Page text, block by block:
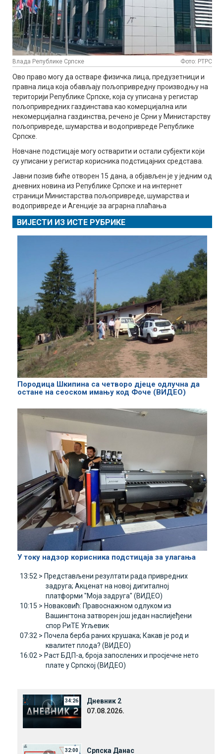
Влада Републике Српске Фото: РТРС
Ово право могу да остваре физичка лица, предузетници и
правна лица која обављају пољопривредну производњу на
територији Републике Српске, која су уписана у регистар
пољопривредних газдинстава као комерцијална или
некомерцијална газдинства, речено је Срни у Министарству
пољопривреде, шумарства и водопривреде Републике
Српске.
Новчане подстицаје могу остварити и остали субјекти који
су уписани у регистар корисника подстицајних средстава.
Јавни позив биће отворен 15 дана, а објављен је у једним од
дневних новина из Републике Српске и на интернет
страници Министарства пољопривреде, шумарства и
водопривреде и Агенције за аграрна плаћања
ВИЈЕСТИ ИЗ ИСТЕ РУБРИКЕ
Породица Шкипина са четворо дјеце одлучна да
остане на сеоском имању код Фоче (ВИДЕО)
У току надзор корисника подстицаја за улагања
13:52 > Представљени резултати рада привредних
задруга; Акценат на новој дигиталној
платформи "Моја задруга" (ВИДЕО)
10:15 > Новаковић: Правоснажном одлуком из
Вашингтона затворен још један наслијеђени
спор РиТЕ Угљевик
07:32 > Почела берба раних крушака; Какав је род и
квалитет плода? (ВИДЕО)
16:02 > Раст БДП-а, броја запослених и просјечне нето
плате у Српској (ВИДЕО)
34:26
Дневник 2
07.08.2026.
32:00 Српска Данас